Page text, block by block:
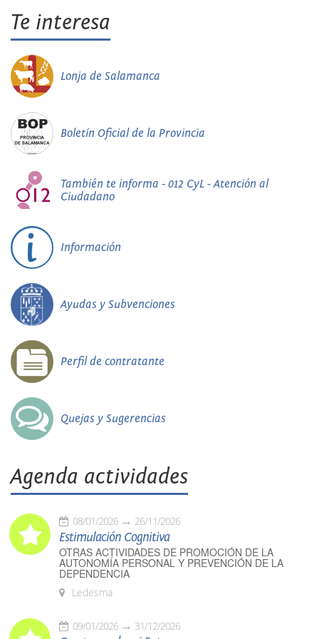
Te interesa
Lonja de Salamanca
Boletín Oficial de la Provincia
También te informa - 012 CyL - Atención al
Ciudadano
Información
Ayudas y Subvenciones
Perfil de contratante
Quejas y Sugerencias
Agenda actividades
08/01/2026 26/11/2026
Estimulación Cognitiva
OTRAS ACTIVIDADES DE PROMOCIÓN DE LA
AUTONOMÍA PERSONAL Y PREVENCIÓN DE LA
DEPENDENCIA
Ledesma
09/01/2026 31/12/2026